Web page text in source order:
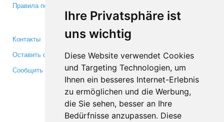
Ihre Privatsphäre ist
uns wichtig
Diese Website verwendet Cookies
und Targeting Technologien, um
Ihnen ein besseres Internet-Erlebnis
zu ermöglichen und die Werbung,
die Sie sehen, besser an Ihre
Bedürfnisse anzupassen. Diese
Правила пользования
Медиа
Контакты
Оставить отзыв
Сообщить об ошибке
Facebook
Twitter
YouTube
Google+
Makis© Copyright 2026